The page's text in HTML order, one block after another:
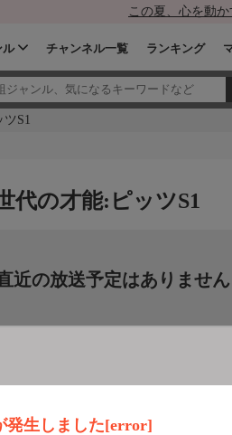
この夏、心を動
ル チャンネル一覧 ランキング
S1
発生しました[error]
代の才能:ピッツS1
近の放送予定はありません